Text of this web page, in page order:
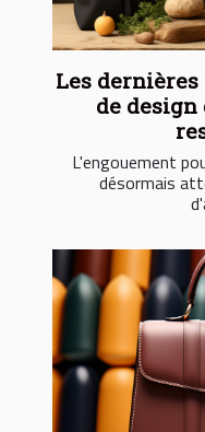
Les
de design
L'engouement
désormais